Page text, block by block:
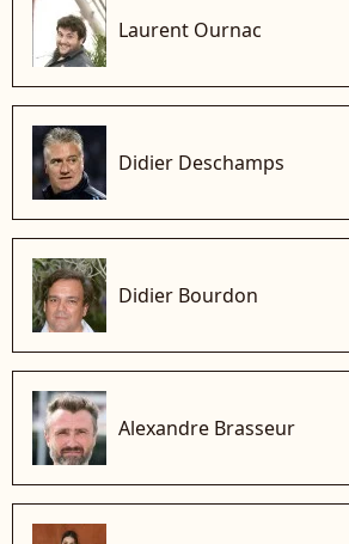
Laurent Ournac
Didier Deschamps
Didier Bourdon
Alexandre Brasseur